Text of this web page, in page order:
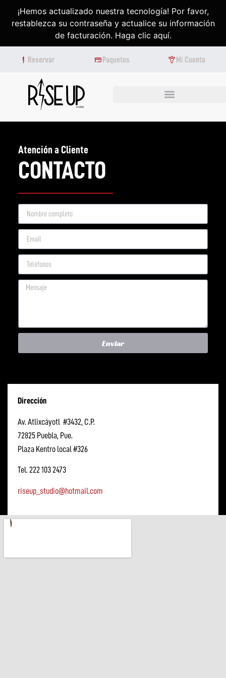
¡Hemos actualizado nuestra tecnología! Por favor,
restablezca su contraseña y actualice su información
de facturación. Haga clic aquí.
Reservar Paquetes Mi Cuenta
Atención a Cliente
CONTACTO
Enviar
Dirección
Av. Atlixcáyotl #3432, C.P.
72825 Puebla, Pue.
Plaza Kentro local #326
Tel. 222 103 2473
riseup_studio@hotmail.com